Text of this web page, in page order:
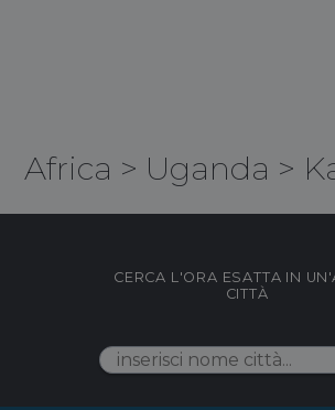
Africa > Uganda >
CERCA L'ORA ESATTA IN
CITTÀ